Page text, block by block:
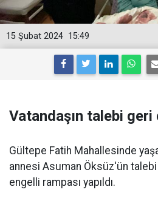
15:49
15 Şubat 2024
Vatandaşın talebi
Gültepe Fatih Mahallesinde
annesi Asuman Öksüz'ün
engelli rampası yapıldı.